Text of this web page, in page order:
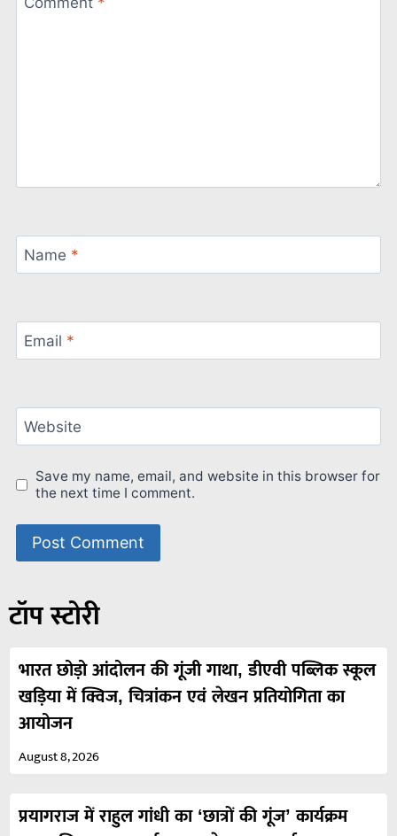
Name *
Email *
Website
Save my name, email, and website in this browser for
the next time I comment.
टॉप स्टोरी
भारत छोड़ो आंदोलन की गूंजी गाथा, डीएवी पब्लिक स्कूल
खड़िया में क्विज, चित्रांकन एवं लेखन प्रतियोगिता का
आयोजन
August 8, 2026
प्रयागराज में राहुल गांधी का ‘छात्रों की गूंज’ कार्यक्रम